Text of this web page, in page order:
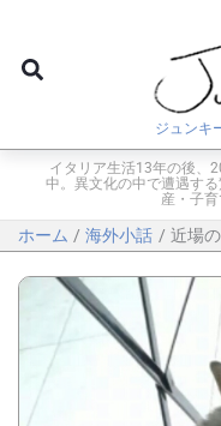
検
ジュンキ
イタリア生活13年の後、
中。異文化の中で遭遇す
産・子育
ホーム 海外小話 近場